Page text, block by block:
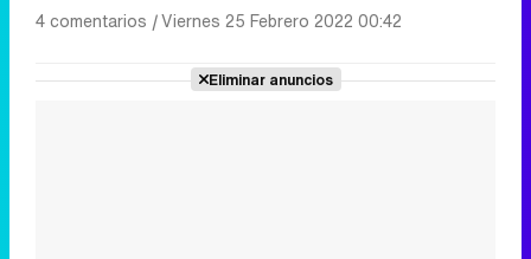
4 comentarios |Viernes 25 Febrero 2022 00:42
Eliminar anuncios